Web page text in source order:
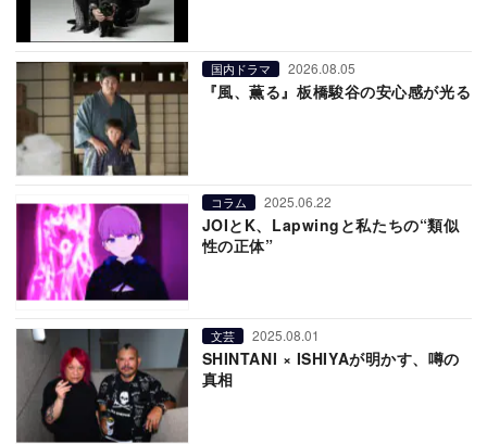
国内ドラマ 2026.08.05
『風、薫る』板橋駿谷の安心感が光る
コラム 2025.06.22
JOIとK、Lapwingと私たちの“類似
性の正体”
文芸 2025.08.01
SHINTANI × ISHIYAが明かす、噂の
真相